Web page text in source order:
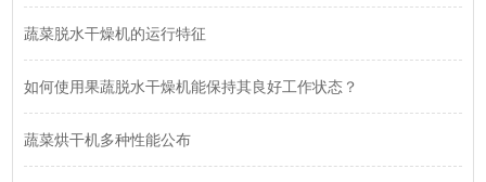
蔬菜脱水干燥机的运行特征
如何使用果蔬脱水干燥机能保持其良好工作状态？
蔬菜烘干机多种性能公布